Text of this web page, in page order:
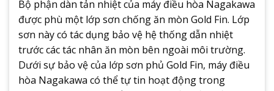
Bộ phận dàn tản nhiệt của máy điều hòa Nagakawa
được phù một lớp sơn chống ăn mòn Gold Fin. Lớp
sơn này có tác dụng bảo vệ hệ thống dẫn nhiệt
trước các tác nhân ăn mòn bên ngoài môi trường.
Dưới sự bảo vệ của lớp sơn phủ Gold Fin, máy điều
hòa Nagakawa có thể tự tin hoạt động trong